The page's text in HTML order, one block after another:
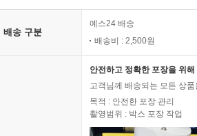
배송 구분
예스24 배송
배송비 : 2,500원
안전하고 정확한 포장을 위
고객님께 배송되는 모든 상
목적 : 안전한 포장 관리
촬영범위 : 박스 포장 작업